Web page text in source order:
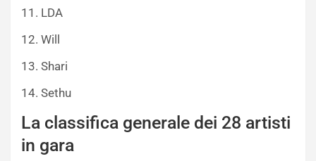
11. LDA
12. Will
13. Shari
14. Sethu
La classifica generale dei 28 artisti
in gara